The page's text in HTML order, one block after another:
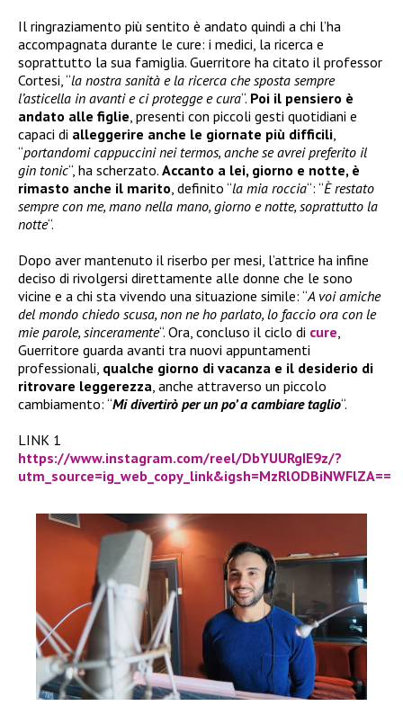
Il ringraziamento più sentito è andato quindi a chi l’ha
accompagnata durante le cure: i medici, la ricerca e
soprattutto la sua famiglia. Guerritore ha citato il professor
Cortesi, “la nostra sanità e la ricerca che sposta sempre
l’asticella in avanti e ci protegge e cura“. Poi il pensiero è
andato alle figlie , presenti con piccoli gesti quotidiani e
capaci di alleggerire anche le giornate più difficili
“portandomi cappuccini nei termos, anche se avrei preferito il
gin tonic“, ha scherzato. Accanto a lei, giorno e notte, è
rimasto anche il marito , definito “la mia roccia“: “È restato
sempre con me, mano nella mano, giorno e notte, soprattutto la
notte“.
Dopo aver mantenuto il riserbo per mesi, l’attrice ha infine
deciso di rivolgersi direttamente alle donne che le sono
vicine e a chi sta vivendo una situazione simile: “A voi amiche
del mondo chiedo scusa, non ne ho parlato, lo faccio ora con le
mie parole, sinceramente“. Ora, concluso il ciclo di cure
Guerritore guarda avanti tra nuovi appuntamenti
professionali, qualche giorno di vacanza e il desiderio di
ritrovare leggerezza , anche attraverso un piccolo
cambiamento: “Mi divertirò per un po’ a cambiare taglio“.
LINK 1
https://www.instagram.com/reel/DbYUURgIE9z/?
utm_source=ig_web_copy_link&igsh=MzRlODBiNWFlZA==